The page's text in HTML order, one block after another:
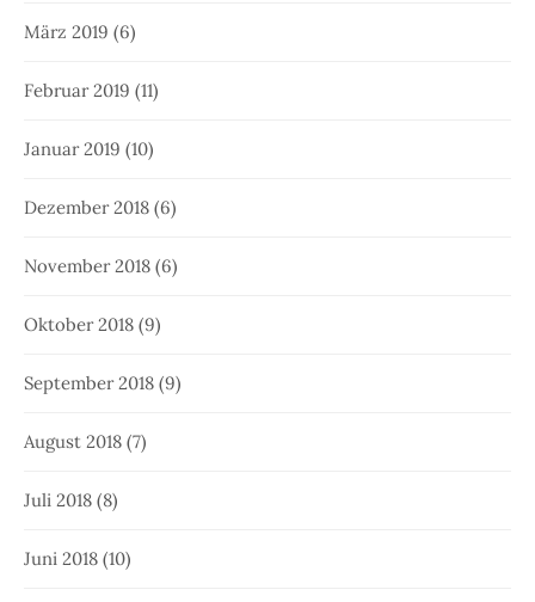
März 2019 (6)
Februar 2019 (11)
Januar 2019 (10)
Dezember 2018 (6)
November 2018 (6)
Oktober 2018 (9)
September 2018 (9)
August 2018 (7)
Juli 2018 (8)
Juni 2018 (10)